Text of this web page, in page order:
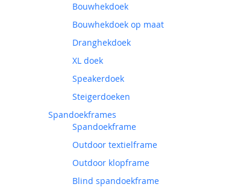
Bouwhekdoek
Bouwhekdoek op maat
Dranghekdoek
XL doek
Speakerdoek
Steigerdoeken
Spandoekframes
Spandoekframe
Outdoor textielframe
Outdoor klopframe
Blind spandoekframe